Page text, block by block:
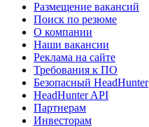
Размещение вакансий
Поиск по резюме
О компании
Наши вакансии
Реклама на сайте
Требования к ПО
Безопасный HeadHunter
HeadHunter API
Партнерам
Инвесторам